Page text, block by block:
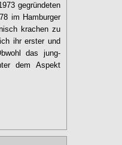
gegründeten
im Hamburger
krachen zu
ihr erster und
das jung-
dem Aspekt